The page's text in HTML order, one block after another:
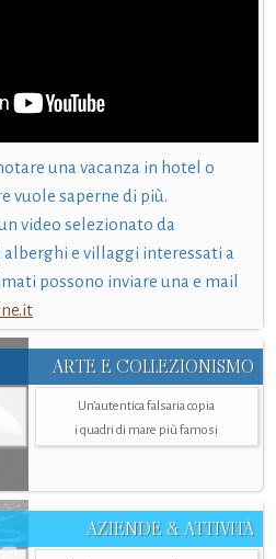
una vacanza in hotel o
vuole saperne di più.
video selezionato da
e villaggi interessati a
possono inviare una e mail
ARTE E COLLEZIONISMO
Un’autentica falsaria copia
i quadri di mare più famosi
AZIENDE & ATTIVITÀ